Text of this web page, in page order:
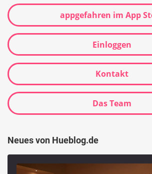
appgefahren im App
Einloggen
Kontakt
Das Team
Neues von Hueblog.de